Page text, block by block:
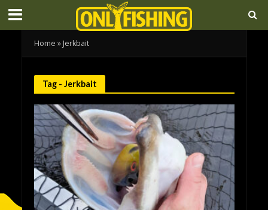
Home » Jerkbait
Tag - Jerkbait